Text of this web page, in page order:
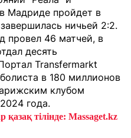
Мадриде пройдет в
ничьей 2:2.
провел 46 матчей, в
десять
Transfermarkt
в 180 миллионов
клубом
года.
тілінде: Massaget.kz